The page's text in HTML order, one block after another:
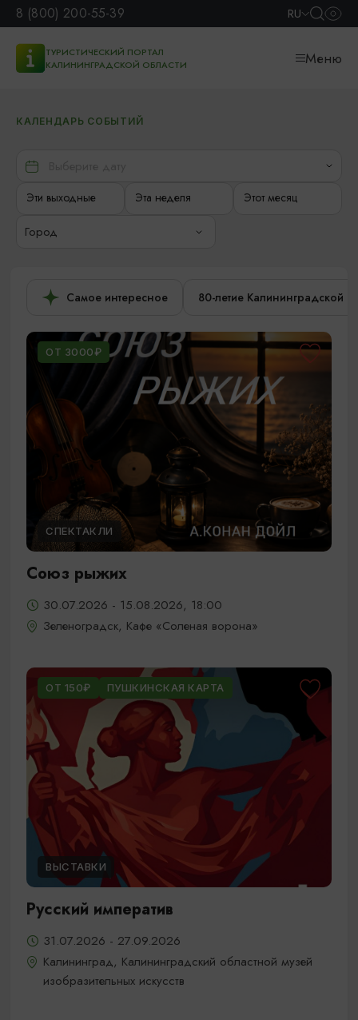
8 (800) 200-55-39 RU
ТУРИСТИЧЕСКИЙ ПОРТАЛ
КАЛИНИНГРАДСКОЙ ОБЛАСТИ
Меню
КАЛЕНДАРЬ СОБЫТИЙ
Эти выходные Эта неделя Этот месяц
Город
Самое интересное 80-летие Калининградской
ОТ 3000₽
СПЕКТАКЛИ
Союз рыжих
30.07.2026 - 15.08.2026, 18:00
Зеленоградск, Кафе «Соленая ворона»
ОТ 150₽ ПУШКИНСКАЯ КАРТА
ВЫСТАВКИ
Русский императив
31.07.2026 - 27.09.2026
Калининград, Калининградский областной музей
изобразительных искусств